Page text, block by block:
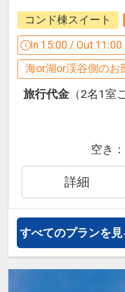
があった場合、早
ません。
※他の割引との併
※割引適用後のご
ーからお進みい
「空室照会結果
【６０日前まで
割引がございます
ご宿泊の６０日
ると
１泊につきおひと
※早期申込期間を
数の内訳・客室
ン・氏名・人員
込割引がございま
ご宿泊の１２０日
なると
１泊につきおひと
※早期申込期間を
数の内訳・客室
ン・氏名・人員
があった場合、
※他の割引との併
※割引適用後のご
「空室照会結果
さい。
【９０日前まで
コンド棟スイート
In 15:00 / Out 11:00
海or湖or渓谷側のお
旅行代金 （2名1室
空き：
詳細
すべてのプランを見